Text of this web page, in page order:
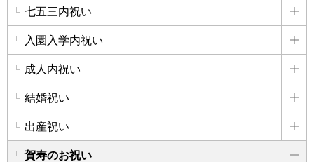
七五三内祝い
詳
入園入学内祝い
詳
成人内祝い
詳
結婚祝い
詳
出産祝い
詳
賀寿のお祝い